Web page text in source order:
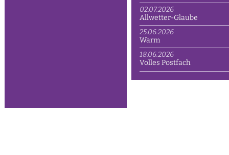
02.07.2026
Allwetter-Glaube
25.06.2026
Warm
18.06.2026
Volles Postfach